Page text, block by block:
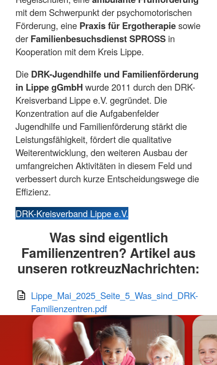
mit dem Schwerpunkt der psychomotorischen
Förderung, eine Praxis für Ergotherapiesowie
der Familienbesuchsdienst SPROSS in
Kooperation mit dem Kreis Lippe.
Die DRK-Jugendhilfe und Familienförderung
in Lippe gGmbH wurde 2011 durch den DRK-
Kreisverband Lippe e.V. gegründet. Die
Konzentration auf die Aufgabenfelder
Jugendhilfe und Familienförderung stärkt die
Leistungsfähigkeit, fördert die qualitative
Weiterentwicklung, den weiteren Ausbau der
umfangreichen Aktivitäten in diesem Feld und
verbessert durch kurze Entscheidungswege die
Effizienz.
DRK-Kreisverband Lippe e.V.
Was sind eigentlich
Familienzentren? Artikel aus
unseren rotkreuzNachrichten:
Lippe_Mai_2025_Seite_5_Was_sind_DRK-
Familienzentren.pdf